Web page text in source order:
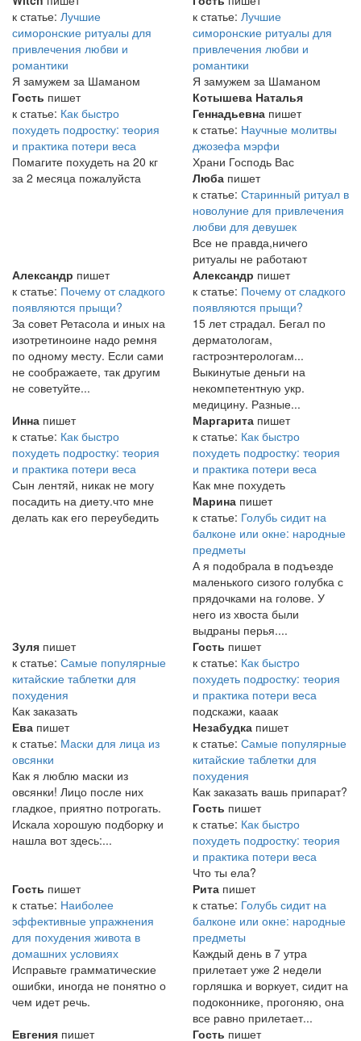
к статье: Лучшие
симоронские ритуалы для
привлечения любви и
романтики
Я замужем за Шаманом
к статье: Лучшие
симоронские ритуалы для
привлечения любви и
романтики
Я замужем за Шаманом
Гость пишет
к статье: Как быстро
похудеть подростку: теория
и практика потери веса
Помагите похудеть на 20 кг
за 2 месяца пожалуйста
Котышева Наталья
Геннадьевна пишет
к статье: Научные молитвы
джозефа мэрфи
Храни Господь Вас
Люба пишет
к статье: Старинный ритуал в
новолуние для привлечения
любви для девушек
Все не правда,ничего
ритуалы не работают
Александр пишет
к статье: Почему от сладкого
появляются прыщи?
За совет Ретасола и иных на
изотретиноине надо ремня
по одному месту. Если сами
не соображаете, так другим
не советуйте...
Александр пишет
к статье: Почему от сладкого
появляются прыщи?
15 лет страдал. Бегал по
дерматологам,
гастроэнтерологам...
Выкинутые деньги на
некомпетентную укр.
медицину. Разные...
Инна пишет
к статье: Как быстро
похудеть подростку: теория
и практика потери веса
Сын лентяй, никак не могу
посадить на диету.что мне
делать как его переубедить
Маргарита пишет
к статье: Как быстро
похудеть подростку: теория
и практика потери веса
Как мне похудеть
Марина пишет
к статье: Голубь сидит на
балконе или окне: народные
предметы
А я подобрала в подъезде
маленького сизого голубка с
прядочками на голове. У
него из хвоста были
выдраны перья....
Зуля пишет
к статье: Самые популярные
китайские таблетки для
похудения
Как заказать
Гость пишет
к статье: Как быстро
похудеть подростку: теория
и практика потери веса
подскажи, кааак
Ева пишет
к статье: Маски для лица из
овсянки
Как я люблю маски из
овсянки! Лицо после них
гладкое, приятно потрогать.
Искала хорошую подборку и
нашла вот здесь:...
Незабудка пишет
к статье: Самые популярные
китайские таблетки для
похудения
Как заказать вашь припарат?
Гость пишет
к статье: Как быстро
похудеть подростку: теория
и практика потери веса
Что ты ела?
Гость пишет
к статье: Наиболее
эффективные упражнения
для похудения живота в
домашних условиях
Исправьте грамматические
ошибки, иногда не понятно о
чем идет речь.
Рита пишет
к статье: Голубь сидит на
балконе или окне: народные
предметы
Каждый день в 7 утра
прилетает уже 2 недели
горляшка и воркует, сидит на
подоконнике, прогоняю, она
все равно прилетает...
Евгения пишет
Гость пишет